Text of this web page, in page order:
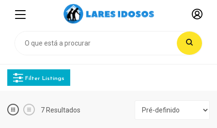
Filter Listings
7 Resultados